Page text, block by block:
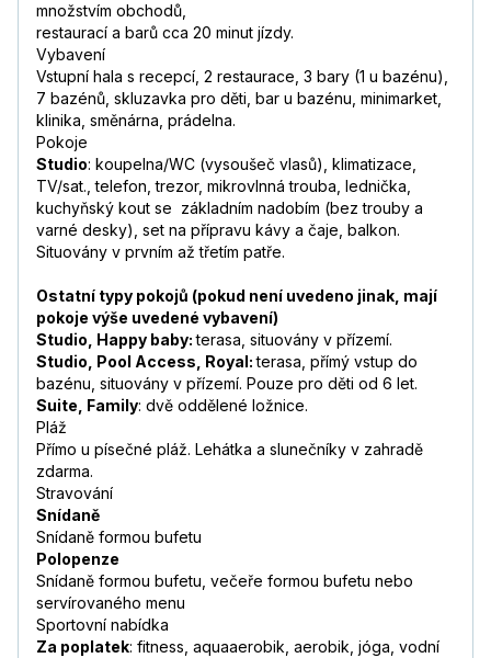
množstvím obchodů,
restaurací a barů cca 20 minut jízdy.
Vybavení
Vstupní hala s recepcí, 2 restaurace, 3 bary (1 u bazénu),
7 bazénů, skluzavka pro děti, bar u bazénu, minimarket,
klinika, směnárna, prádelna.
Pokoje
Studio: koupelna/WC (vysoušeč vlasů), klimatizace,
TV/sat., telefon, trezor, mikrovlnná trouba, lednička,
kuchyňský kout se základním nadobím (bez trouby a
varné desky), set na přípravu kávy a čaje, balkon.
Situovány v prvním až třetím patře.
Ostatní typy pokojů (pokud není uvedeno jinak, mají
pokoje výše uvedené vybavení)
Studio, Happy baby:terasa, situovány v přízemí.
Studio, Pool Access, Royal:terasa, přímý vstup do
bazénu, situovány v přízemí. Pouze pro děti od 6 let.
Suite, Family: dvě oddělené ložnice.
Pláž
Přímo u písečné pláž. Lehátka a slunečníky v zahradě
zdarma.
Stravování
Snídaně
Snídaně formou bufetu
Polopenze
Snídaně formou bufetu, večeře formou bufetu nebo
servírovaného menu
Sportovní nabídka
Za poplatek: fitness, aquaaerobik, aerobik, jóga, vodní